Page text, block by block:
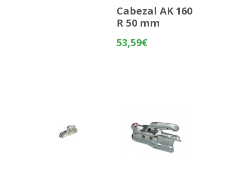
Cabezal AK 160
R 50 mm
53,59€